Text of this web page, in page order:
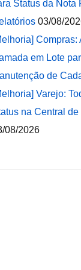
Status da Nota
03/08/
em Lote
de
Varejo:
na Central
08/2026